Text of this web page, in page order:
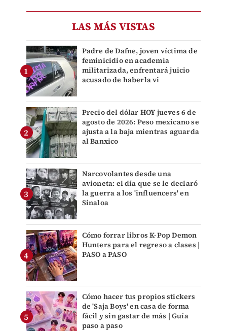
LAS MÁS VISTAS
Padre de Dafne, joven víctima de
feminicidio en academia
militarizada, enfrentará juicio
acusado de haberla vi
Precio del dólar HOY jueves 6 de
agosto de 2026: Peso mexicano se
ajusta a la baja mientras aguarda
al Banxico
Narcovolantes desde una
avioneta: el día que se le declaró
la guerra a los 'influencers' en
Sinaloa
Cómo forrar libros K-Pop Demon
Hunters para el regreso a clases |
PASO a PASO
Cómo hacer tus propios stickers
de 'Saja Boys' en casa de forma
fácil y sin gastar de más | Guía
paso a paso